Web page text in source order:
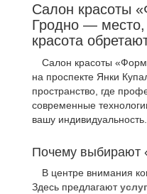
Салон красоты
Гродно — место,
красота
Салон красоты
на проспекте Янки
пространство, где
современные
вашу индивидуальность.
Почему выбирают
В центре внимания
Здесь предлагают